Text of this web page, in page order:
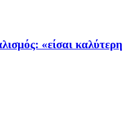
«είσαι καλύτερη